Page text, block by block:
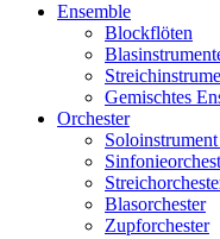
Ensemble
Blockflöten
Gemischtes
Orchester
Blasorchester
Zupforchester